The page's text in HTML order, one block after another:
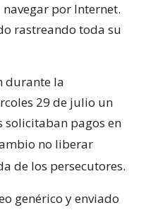
por Internet.
rastreando toda su
durante la
29 de julio un
solicitaban pagos en
no liberar
de los persecutores.
genérico y enviado